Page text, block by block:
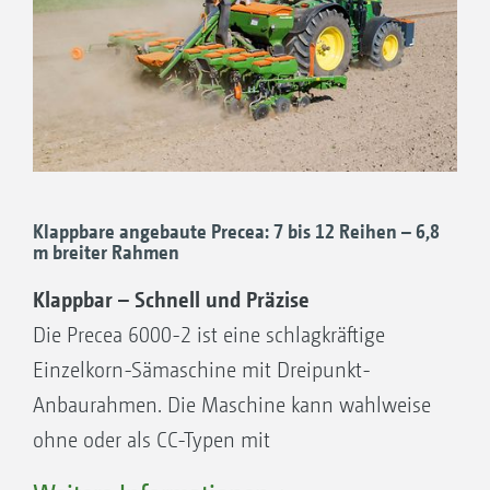
Precea 3000-AFCC mit Kreiselgrubber KG
Ihre Vorteile:
Arbeitsgeschwindigkeit:bis zu 15 km/h
Reihenanzahl: 6 oder 7
Reihenabstände: 45 bis 80 cm
– FCC Typen 1.600 oder 2.200 l
Einfach und zweifach teleskopieren –
Transportbreite 3,3 m* oder 3 m
Klappbare angebaute Precea: 7 bis 12 Reihen – 6,8
m breiter Rahmen
Klappbar – Schnell und Präzise
Die Precea 6000-2 ist eine schlagkräftige
Einzelkorn-Sämaschine mit Dreipunkt-
Anbaurahmen. Die Maschine kann wahlweise
ohne oder als CC-Typen mit